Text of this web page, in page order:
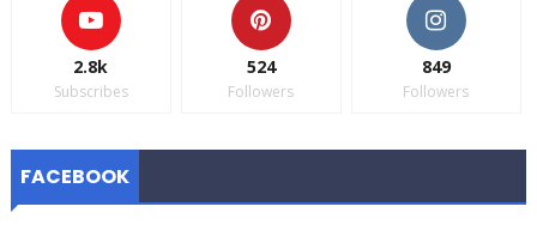
2.8k
Subscribes
524
Followers
849
Followers
FACEBOOK